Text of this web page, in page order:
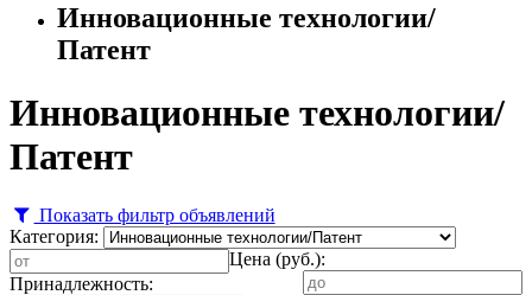
Инновационные технологии/
Патент
Инновационные технологии/
Патент
Показать фильтр объявлений
Категория:
Цена (руб.):
Принадлежность: